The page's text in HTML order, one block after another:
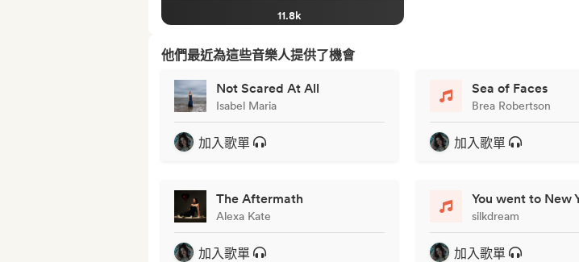
11.8k
他們最近為這些音樂人提供了機會
Not Scared At All
Isabel Maria
加入歌單
Sea of Faces
Brea Robertson
加入歌單
The Aftermath
Alexa Kate
加入歌單
You went to New
silkdream
加入歌單